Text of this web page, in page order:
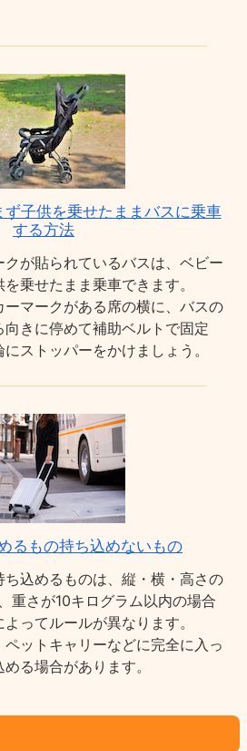
子供を乗せたままバスに乗車
する方法
が貼られているバスは、ベビー
乗せたまま乗車できます。
マークがある席の横に、バスの
きに停めて補助ベルトで固定
ストッパーをかけましょう。
るもの持ち込めないもの
込めるものは、縦・横・高さの
重さが10キログラム以内の場合
ってルールが異なります。
ットキャリーなどに完全に入っ
る場合があります。